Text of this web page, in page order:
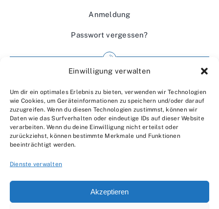
Einwilligung verwalten
Um dir ein optimales Erlebnis zu bieten, verwenden wir Technologien
wie Cookies, um Geräteinformationen zu speichern und/oder darauf
zuzugreifen. Wenn du diesen Technologien zustimmst, können wir
Daten wie das Surfverhalten oder eindeutige IDs auf dieser Website
verarbeiten. Wenn du deine Einwilligung nicht erteilst oder
zurückziehst, können bestimmte Merkmale und Funktionen
beeinträchtigt werden.
Dienste verwalten
Akzeptieren
Anmeldung
Passwort vergessen?
Wir über uns
Kontakt
Datenschutzerklärung